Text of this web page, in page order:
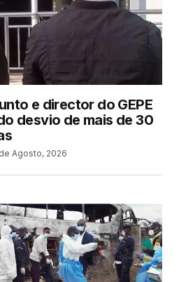
e director do GEPE
desvio de mais de 30
Agosto, 2026